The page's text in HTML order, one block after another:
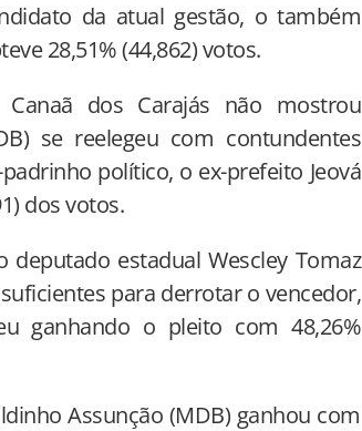
da atual gestão, o também
28,51% (44,862) votos.
dos Carajás não mostrou
se reelegeu com contundentes
político, o ex-prefeito Jeová
dos votos.
estadual Wescley Tomaz
para derrotar o vencedor,
ganhando o pleito com 48,26%
Assunção (MDB) ganhou com